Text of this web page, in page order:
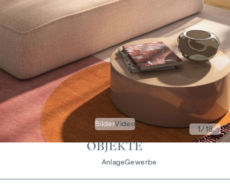
BilderVideo
1/18
OBJEKTE
AnlageGewerbe